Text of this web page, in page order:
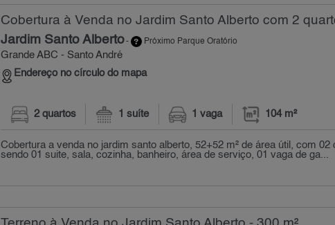
Cobertura à Venda no Jardim Santo Alberto com 2
Jardim Santo Alberto- Próximo Parque Oratório
Grande ABC - Santo André
Endereço no círculo do mapa
2 quartos 1 suíte 1 vaga 104 m²
Cobertura a venda no jardim santo alberto, 52+52 m² de área útil, com 02
sendo 01 suite, sala, cozinha, banheiro, área de serviço, 01 vaga de ga...